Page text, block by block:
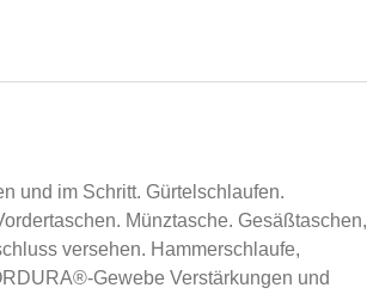
und im Schritt. Gürtelschlaufen.
Münztasche. Gesäßtaschen,
versehen. Hammerschlaufe,
Gewebe Verstärkungen und